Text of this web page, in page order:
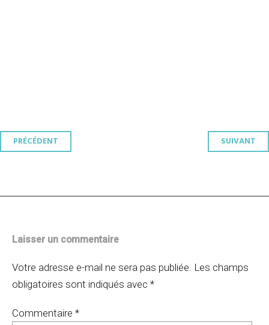
Navigation
PRÉCÉDENT SUIVANT
Laisser un commentaire
Votre adresse e-mail ne sera pas publiée. Les champs
obligatoires sont indiqués avec *
Commentaire *